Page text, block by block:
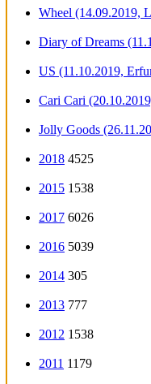
Wheel (14.09.2019,
Diary of Dreams
US (11.10.2019,
Cari Cari
Jolly Goods
2018 4525
2015 1538
2017 6026
2016 5039
2014 305
2013 777
2012 1538
2011 1179